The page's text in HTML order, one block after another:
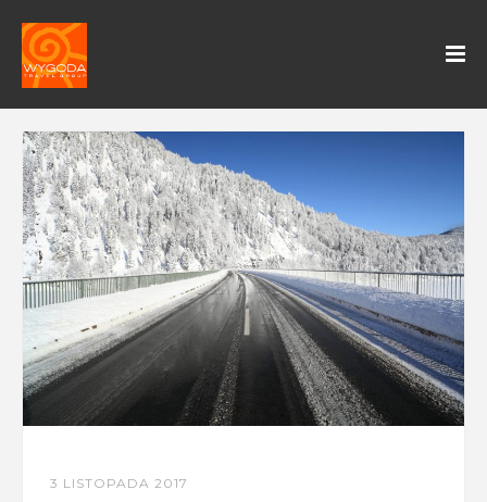
3 LISTOPADA 2017